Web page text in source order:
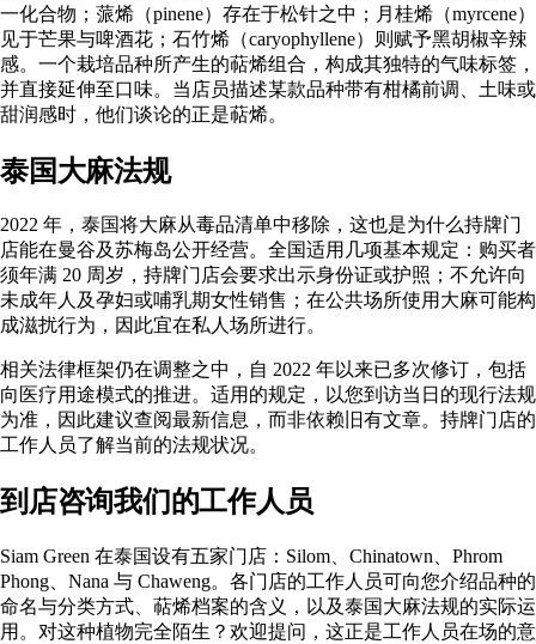
一化合物；蒎烯（pinene）存在于松针之中；月桂烯（myrcene）
见于芒果与啤酒花；石竹烯（caryophyllene）则赋予黑胡椒辛辣
感。一个栽培品种所产生的萜烯组合，构成其独特的气味标签，
并直接延伸至口味。当店员描述某款品种带有柑橘前调、土味或
甜润感时，他们谈论的正是萜烯。
泰国大麻法规
2022 年，泰国将大麻从毒品清单中移除，这也是为什么持牌门
店能在曼谷及苏梅岛公开经营。全国适用几项基本规定：购买者
须年满 20 周岁，持牌门店会要求出示身份证或护照；不允许向
未成年人及孕妇或哺乳期女性销售；在公共场所使用大麻可能构
成滋扰行为，因此宜在私人场所进行。
相关法律框架仍在调整之中，自 2022 年以来已多次修订，包括
向医疗用途模式的推进。适用的规定，以您到访当日的现行法规
为准，因此建议查阅最新信息，而非依赖旧有文章。持牌门店的
工作人员了解当前的法规状况。
到店咨询我们的工作人员
Siam Green 在泰国设有五家门店： Silom Chinatown
Phrom
Phong
Nana 与 Chaweng。各门店的工作人员可向您介绍品种的
命名与分类方式、萜烯档案的含义，以及泰国大麻法规的实际运
用。对这种植物完全陌生？欢迎提问，这正是工作人员在场的意